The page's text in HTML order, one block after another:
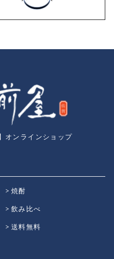
オンラインショップ
焼酎
飲み比べ
送料無料